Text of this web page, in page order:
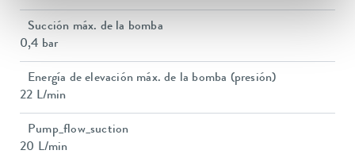
Succión máx. de la bomba
0,4 bar
Energía de elevación máx. de la bomba (presión)
22 L/min
Pump_flow_suction
20 L/min